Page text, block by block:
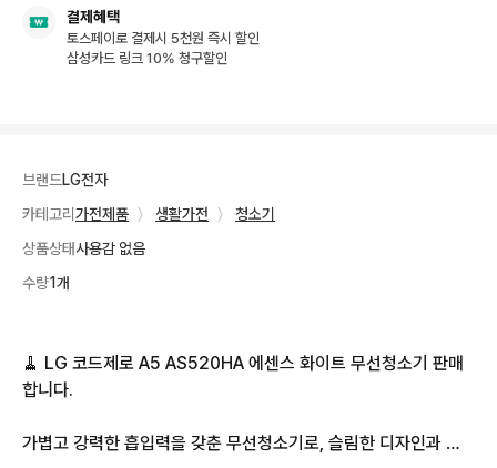
결제혜택
토스페이로 결제시 5천원 즉시 할인
삼성카드 링크 10% 청구할인
브랜드LG전자
카테고리 가전제품 〉 생활가전 〉
청소기
상품상태사용감 없음
수량1개
🧹 LG 코드제로 A5 AS520HA 에센스 화이트 무선청소기 판매
합니다.
가볍고 강력한 흡입력을 갖춘 무선청소기로, 슬림한 디자인과 편